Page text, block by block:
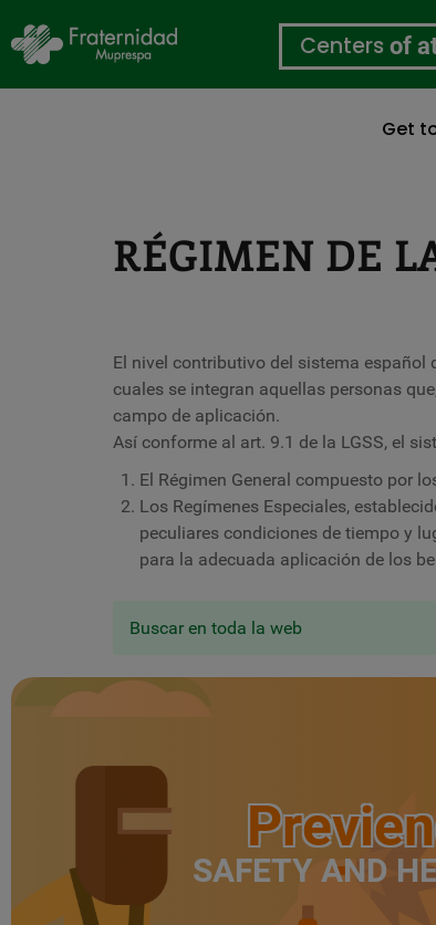
Centers of
Get
RÉGIMEN DE
El nivel contributivo del sistema español
cuales se integran aquellas personas
campo de aplicación.
Así conforme al art. 9.1 de la LGSS, el
El Régimen General compuesto por
Los Regímenes Especiales,
peculiares condiciones de tiempo y
para la adecuada aplicación de los
Buscar en toda la web
SAFETY AND